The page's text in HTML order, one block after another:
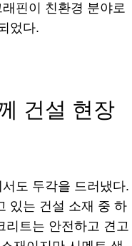
핀이 친환경 분야로
었다.
건설 현장
도 두각을 드러냈다.
있는 건설 소재 중 하
리트는 안전하고 견고